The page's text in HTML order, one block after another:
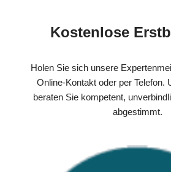
Kostenlose
Holen Sie sich unsere
Online-Kontakt oder per Telefon.
beraten Sie kompetent,
abgestimmt.